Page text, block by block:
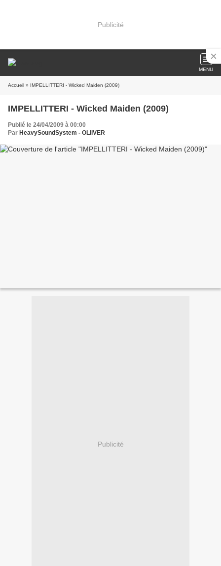
Publicité
MENU
Accueil » IMPELLITTERI - Wicked Maiden (2009)
IMPELLITTERI - Wicked Maiden (2009)
Publié le 24/04/2009 à 00:00
Par HeavySoundSystem - OLIIVER
Publicité